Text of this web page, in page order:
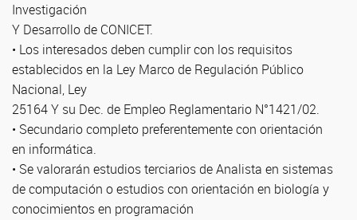
Investigación
Y Desarrollo de CONICET.
• Los interesados deben cumplir con los requisitos
establecidos en la Ley Marco de Regulación Público
Nacional, Ley
25164 Y su Dec. de Empleo Reglamentario N°1421/02.
• Secundario completo preferentemente con orientación
en informática.
• Se valorarán estudios terciarios de Analista en sistemas
de computación o estudios con orientación en biología y
conocimientos en programación